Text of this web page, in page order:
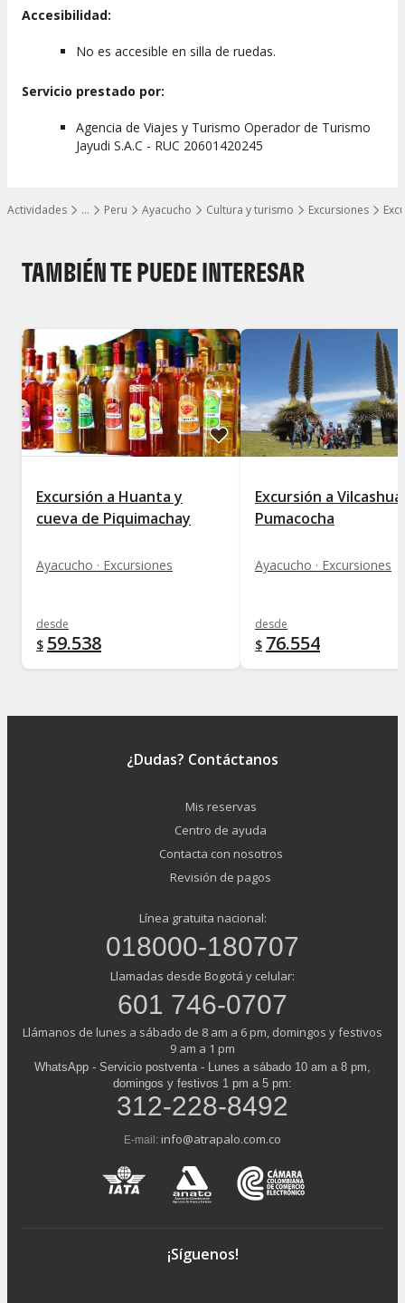
…
Mostrar todos los niveles
Actividades Peru Ayacucho Cultura y turismo Excursiones
Accesibilidad:
No es accesible en silla de ruedas.
Servicio prestado por:
Agencia de Viajes y Turismo Operador de Turismo
Jayudi S.A.C - RUC 20601420245
TAMBIÉN TE PUEDE INTERESAR
Excursión a Huanta y
cueva de Piquimachay
Ayacucho · Excursiones
desde
$ 59.538
Excursión a
Pumacocha
Ayacucho · Excursiones
desde
$ 76.554
¿Dudas? Contáctanos
Mis reservas
Centro de ayuda
Contacta con nosotros
Revisión de pagos
Línea gratuita nacional:
018000-180707
Llamadas desde Bogotá y celular:
601 746-0707
Llámanos de lunes a sábado de 8 am a 6 pm, domingos y festivos
9 am a 1 pm
WhatsApp - Servicio postventa - Lunes a sábado 10 am a 8 pm,
domingos y festivos 1 pm a 5 pm:
312-228-8492
E-mail: info@atrapalo.com.co
¡Síguenos!